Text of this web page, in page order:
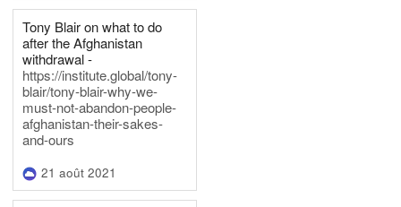
Tony Blair on what to do
after the Afghanistan
withdrawal -
https://institute.global/tony-
blair/tony-blair-why-we-
must-not-abandon-people-
afghanistan-their-sakes-
and-ours
21 août 2021